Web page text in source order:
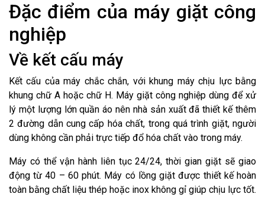
Đặc điểm của máy giặt công
nghiệp
Về kết cấu máy
Kết cấu của máy chắc chắn, với khung máy chịu lực bằng
khung chữ A hoặc chữ H. Máy giặt công nghiệp dùng để xử
lý một lượng lớn quần áo nên nhà sản xuất đã thiết kế thêm
2 đường dẫn cung cấp hóa chất, trong quá trình giặt, người
dùng không cần phải trực tiếp đổ hóa chất vào trong máy.
Máy có thể vận hành liên tục 24/24, thời gian giặt sẽ giao
động từ 40 – 60 phút. Máy có lồng giặt được thiết kế hoàn
toàn bằng chất liệu thép hoặc inox không gỉ giúp chịu lực tốt.